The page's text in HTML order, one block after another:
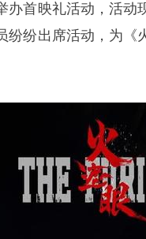
办首映礼活动，活动
纷纷出席活动，为《